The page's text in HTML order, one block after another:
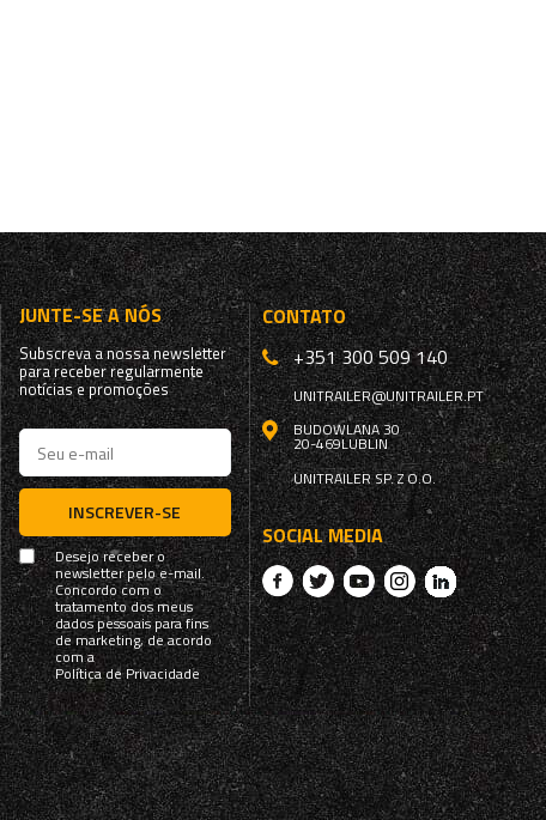
JUNTE-SE A NÓS
Subscreva a nossa newsletter
para receber regularmente
notícias e promoções
INSCREVER-SE
Desejo receber o
newsletter pelo e-mail.
Concordo com o
tratamento dos meus
dados pessoais para fins
de marketing, de acordo
com a
Política de Privacidade
CONTATO
+351 300 509 140
UNITRAILER@UNITRAILER.PT
BUDOWLANA 30
20-469LUBLIN
UNITRAILER SP. Z O.O.
SOCIAL MEDIA